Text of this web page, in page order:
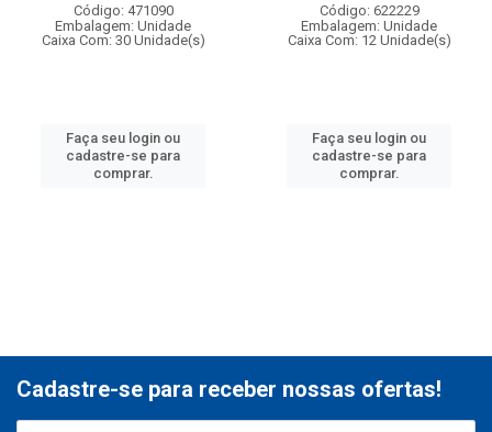
Código: 471090
Embalagem: Unidade
Caixa Com: 30 Unidade(s)
Faça seu login ou
cadastre-se para
comprar.
Código: 622229
Embalagem: Unidade
Caixa Com: 12 Unidade(s)
Faça seu login ou
cadastre-se para
comprar.
Cadastre-se para receber nossas ofertas!